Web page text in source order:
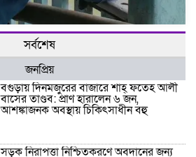
সর্বশেষ
জনপ্রিয়
বগুড়ায় দিনমজুরের বাজারে শাহ্ ফতেহ আলী
বাসের তাণ্ডব: প্রাণ হারালেন ৬ জন,
আশঙ্কাজনক অবস্থায় চিকিৎসাধীন বহু
সড়ক নিরাপত্তা নিশ্চিতকরণে অবদানের জন্য